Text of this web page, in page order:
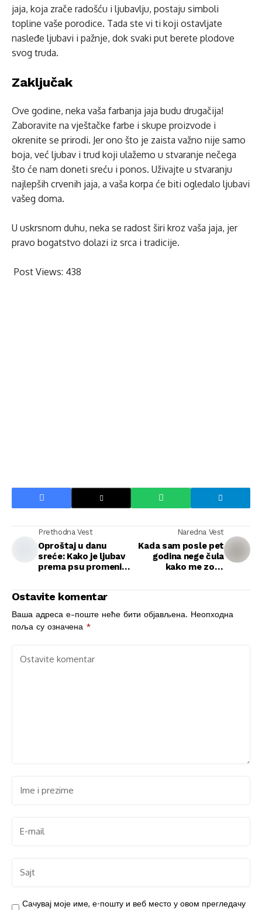
jaja, koja zrače radošću i ljubavlju, postaju simboli
topline vaše porodice. Tada ste vi ti koji ostavljate
nasleđe ljubavi i pažnje, dok svaki put berete plodove
svog truda.
Zaključak
Ove godine, neka vaša farbanja jaja budu drugačija!
Zaboravite na vještačke farbe i skupe proizvode i
okrenite se prirodi. Jer ono što je zaista važno nije samo
boja, već ljubav i trud koji ulažemo u stvaranje nečega
što će nam doneti sreću i ponos. Uživajte u stvaranju
najlepših crvenih jaja, a vaša korpa će biti ogledalo ljubavi
vašeg doma.
U uskrsnom duhu, neka se radost širi kroz vaša jaja, jer
pravo bogatstvo dolazi iz srca i tradicije.
Post Views: 438
Prethodna Vest
Oproštaj u danu
sreće: Kako je ljubav
prema psu promenila
Naredna Vest
Kada sam posle pet
godina nege čula
kako me zove
Ostavite komentar
Ваша адреса е-поште неће бити објављена. Неопходна
поља су означена *
Сачувај моје име, е-пошту и веб место у овом прегледачу